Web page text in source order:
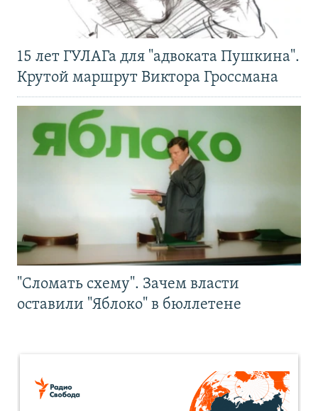
15 лет ГУЛАГа для "адвоката Пушкина".
Крутой маршрут Виктора Гроссмана
"Сломать схему". Зачем власти
оставили "Яблоко" в бюллетене